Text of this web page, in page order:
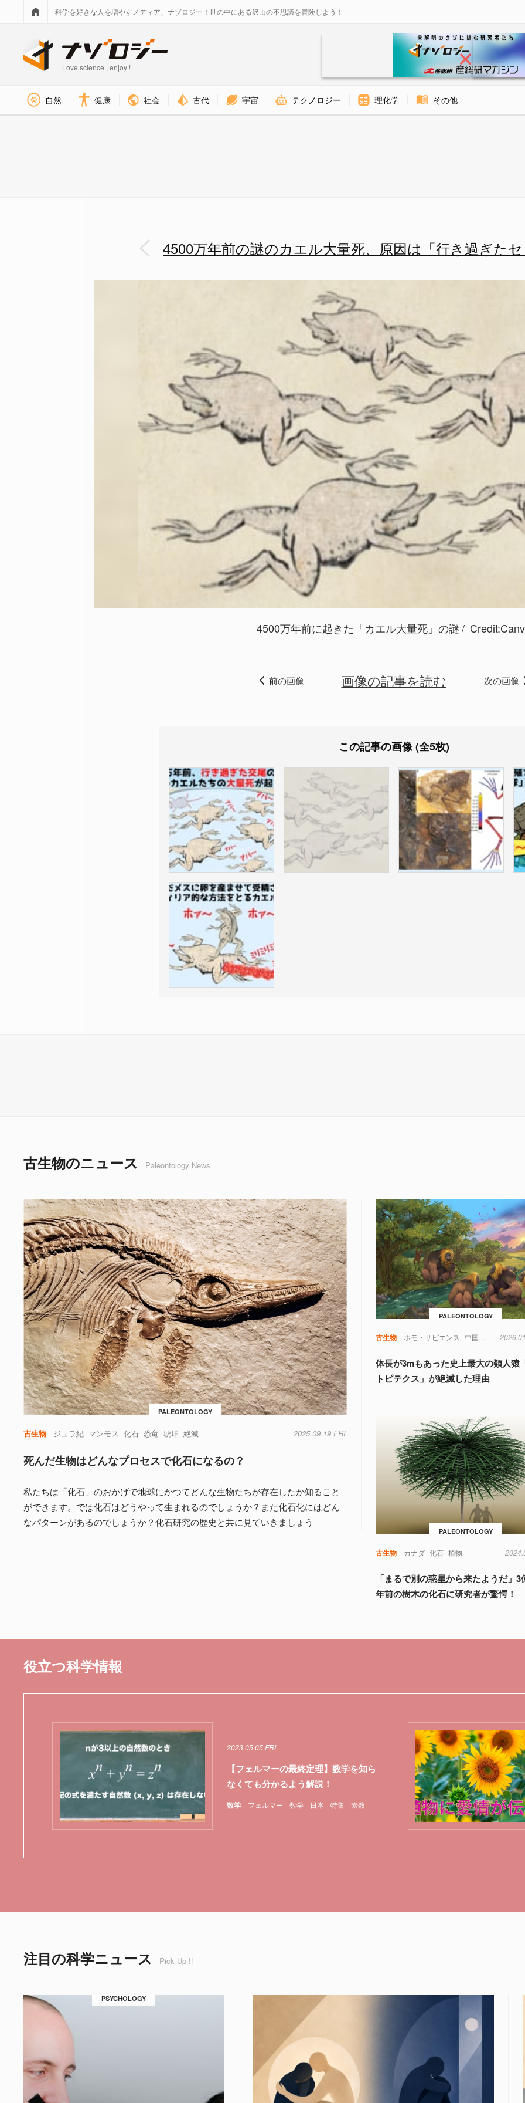
科学を好きな人を増やすメディア、ナゾロジー！世の中にある沢山の不思議を冒険しよう！
Love science , enjoy !
自然 健康 社会 古代 宇宙 テクノロジー 理化学 その他
4500万年前の謎のカエル大量死、原因は「行き過ぎた
4500万年前に起きた「カエル大量死」の謎
前の画像 画像の記事を読む 次の画像
この記事の画像 (全5枚)
古生物のニュース Paleontology News
PALEONTOLOGY
古生物 ジュラ紀 マンモス 化石 恐竜 琥珀 絶滅 2025.09.19 FRI
死んだ生物はどんなプロセスで化石になるの？
私たちは「化石」のおかげで地球にかつてどんな生物たちが存在したか知ること
ができます。では化石はどうやって生まれるのでしょうか？また化石化にはどん
なパターンがあるのでしょうか？化石研究の歴史と共に見ていきましょう
PALEONTOLOGY
古生物 ホモ・サピエンス 中国 絶滅
体長が3mもあった史上最大の類人猿
トピテクス」が絶滅した理由
PALEONTOLOGY
古生物 カナダ 化石 植物
「まるで別の惑星から来たようだ」3
年前の樹木の化石に研究者が驚愕！
役立つ科学情報
数学 フェルマー 数学 日本 特集 素数
2023.05.05 FRI
【フェルマーの最終定理】数学を知ら
なくても分かるよう解説！
注目の科学ニュース Pick Up !!
PSYCHOLOGY